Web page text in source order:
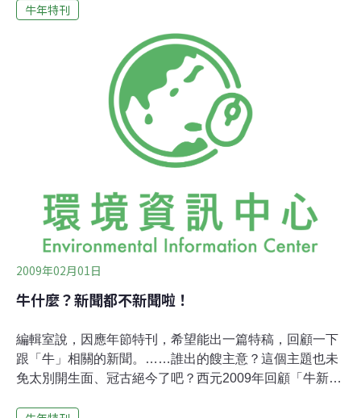
市如今已成追憶)、遭裁禁飽、裁員滾滾…所以牛轉錢坤後
牛年特刊
2009年02月01日
牛什麼？新聞都不新聞啦！
編輯室說，因應年節特刊，希望能出一篇特稿，回顧一下
跟「牛」相關的新聞。……誰出的餿主意？這個主題也未
免太別開生面、冠古絕今了吧？西元2009年回顧「牛新